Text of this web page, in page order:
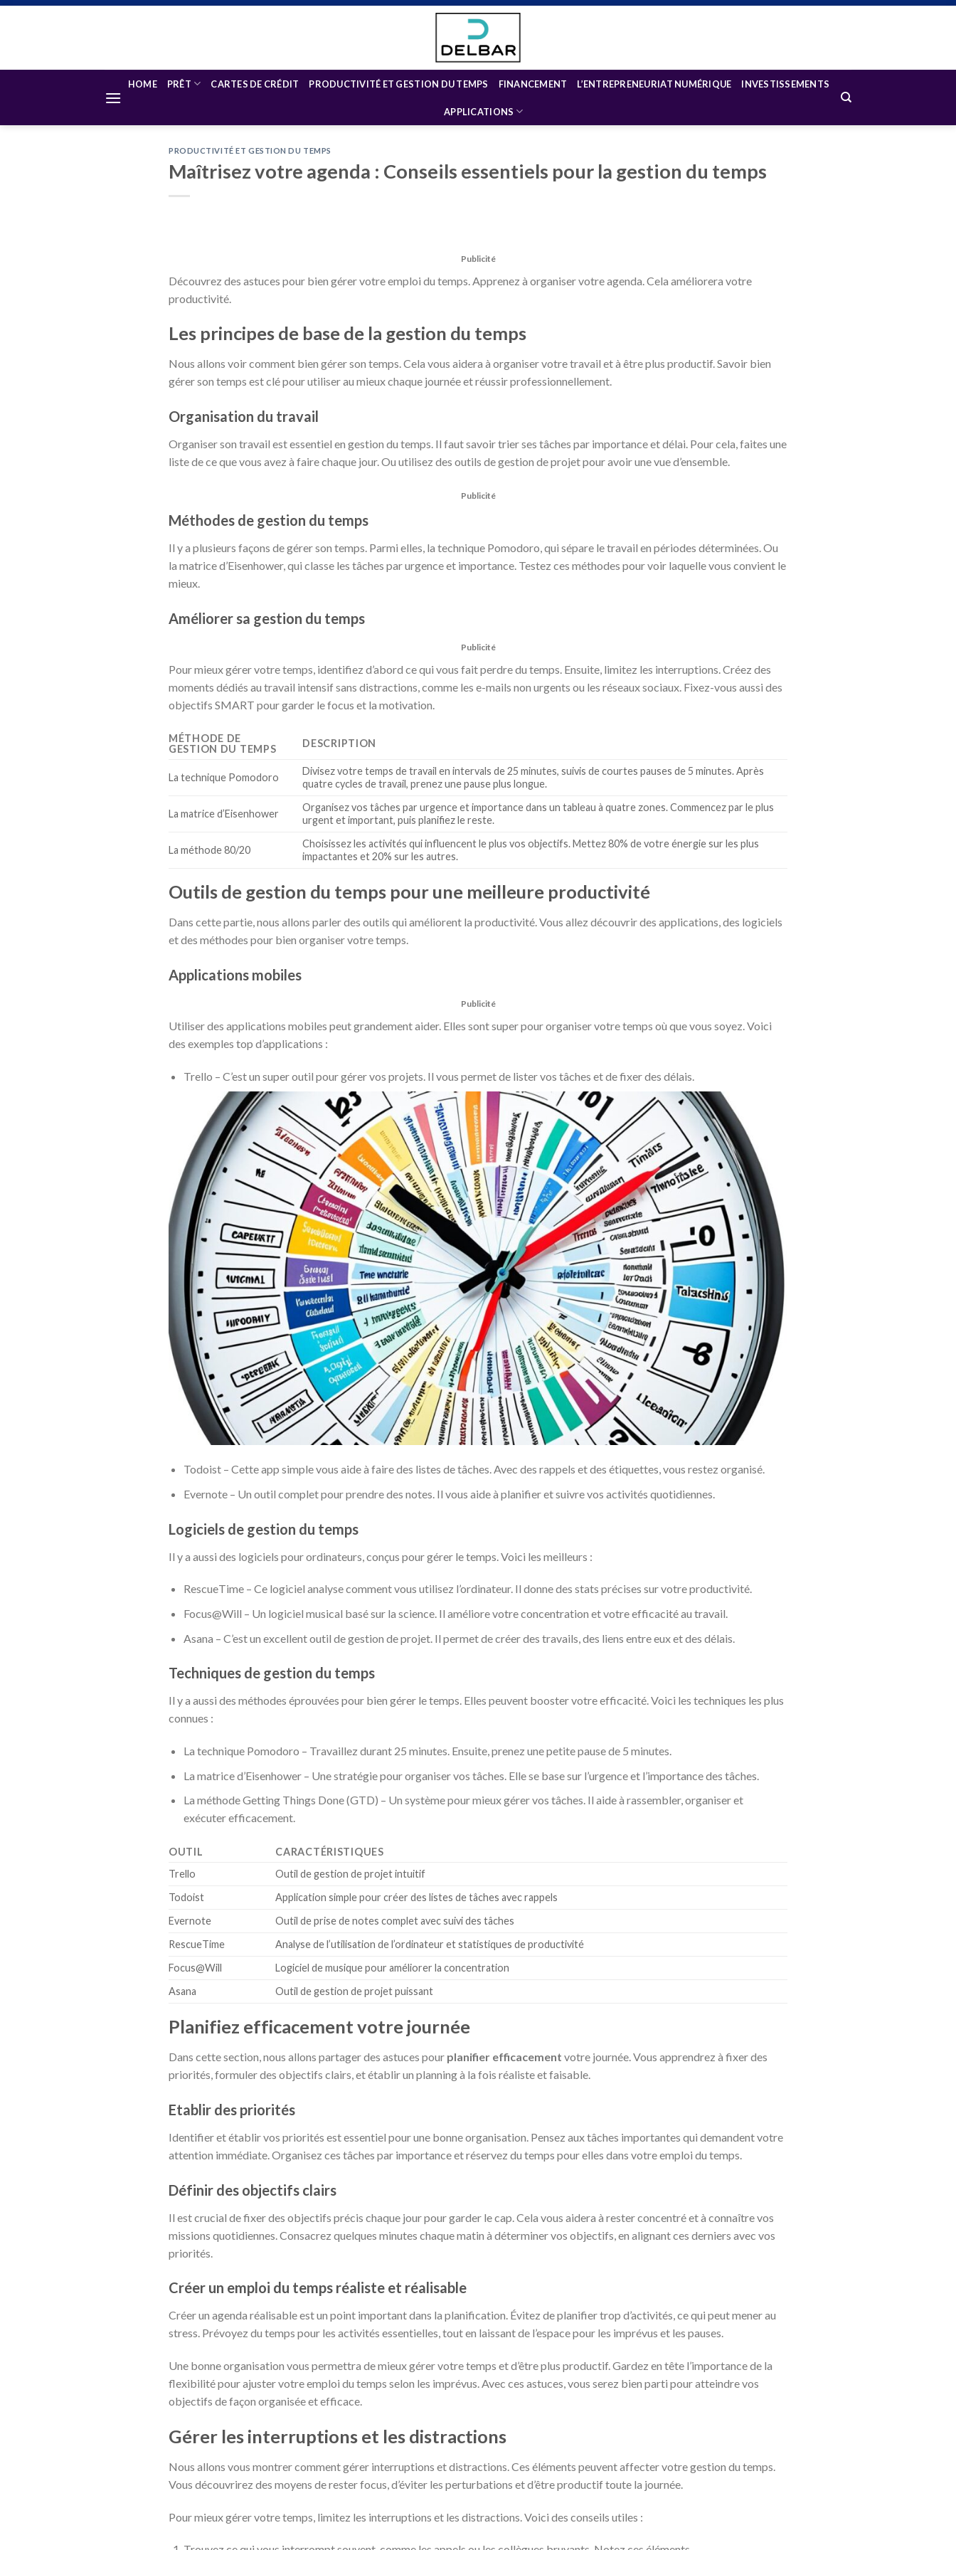
HOME PRÊT CARTES DE CRÉDIT PRODUCTIVITÉ ET GESTION DU TEMPS FINANCEMENT L’ENTREPRENEURIAT NUMÉRIQUE INVESTISSEMENTS
APPLICATIONS
PRODUCTIVITÉ ET GESTION DU TEMPS
Maîtrisez votre agenda : Conseils essentiels pour la gestion du temps
Publicité
Découvrez des astuces pour bien gérer votre emploi du temps. Apprenez à organiser votre agenda. Cela améliorera votre
productivité.
Les principes de base de la gestion du temps
Nous allons voir comment bien gérer son temps. Cela vous aidera à organiser votre travail et à être plus productif. Savoir bien
gérer son temps est clé pour utiliser au mieux chaque journée et réussir professionnellement.
Organisation du travail
Organiser son travail est essentiel en gestion du temps. Il faut savoir trier ses tâches par importance et délai. Pour cela, faites une
liste de ce que vous avez à faire chaque jour. Ou utilisez des outils de gestion de projet pour avoir une vue d’ensemble.
Publicité
Méthodes de gestion du temps
Il y a plusieurs façons de gérer son temps. Parmi elles, la technique Pomodoro, qui sépare le travail en périodes déterminées. Ou
la matrice d’Eisenhower, qui classe les tâches par urgence et importance. Testez ces méthodes pour voir laquelle vous convient le
mieux.
Améliorer sa gestion du temps
Publicité
Pour mieux gérer votre temps, identifiez d’abord ce qui vous fait perdre du temps. Ensuite, limitez les interruptions. Créez des
moments dédiés au travail intensif sans distractions, comme les e-mails non urgents ou les réseaux sociaux. Fixez-vous aussi des
objectifs SMART pour garder le focus et la motivation.
MÉTHODE DE
GESTION DU TEMPS
DESCRIPTION
La technique Pomodoro
Divisez votre temps de travail en intervals de 25 minutes, suivis de courtes pauses de 5 minutes. Après
quatre cycles de travail, prenez une pause plus longue.
La matrice d’Eisenhower
Organisez vos tâches par urgence et importance dans un tableau à quatre zones. Commencez par le plus
urgent et important, puis planifiez le reste.
La méthode 80/20
Choisissez les activités qui influencent le plus vos objectifs. Mettez 80% de votre énergie sur les plus
impactantes et 20% sur les autres.
Outils de gestion du temps pour une meilleure productivité
Dans cette partie, nous allons parler des outils qui améliorent la productivité. Vous allez découvrir des applications, des logiciels
et des méthodes pour bien organiser votre temps.
Applications mobiles
Publicité
Utiliser des applications mobiles peut grandement aider. Elles sont super pour organiser votre temps où que vous soyez. Voici
des exemples top d’applications :
Trello – C’est un super outil pour gérer vos projets. Il vous permet de lister vos tâches et de fixer des délais.
Todoist – Cette app simple vous aide à faire des listes de tâches. Avec des rappels et des étiquettes, vous restez organisé.
Evernote – Un outil complet pour prendre des notes. Il vous aide à planifier et suivre vos activités quotidiennes.
Logiciels de gestion du temps
Il y a aussi des logiciels pour ordinateurs, conçus pour gérer le temps. Voici les meilleurs :
RescueTime – Ce logiciel analyse comment vous utilisez l’ordinateur. Il donne des stats précises sur votre productivité.
Focus@Will – Un logiciel musical basé sur la science. Il améliore votre concentration et votre efficacité au travail.
Asana – C’est un excellent outil de gestion de projet. Il permet de créer des travails, des liens entre eux et des délais.
Techniques de gestion du temps
Il y a aussi des méthodes éprouvées pour bien gérer le temps. Elles peuvent booster votre efficacité. Voici les techniques les plus
connues :
La technique Pomodoro – Travaillez durant 25 minutes. Ensuite, prenez une petite pause de 5 minutes.
La matrice d’Eisenhower – Une stratégie pour organiser vos tâches. Elle se base sur l’urgence et l’importance des tâches.
La méthode Getting Things Done (GTD) – Un système pour mieux gérer vos tâches. Il aide à rassembler, organiser et
exécuter efficacement.
OUTIL
CARACTÉRISTIQUES
Trello
Outil de gestion de projet intuitif
Todoist
Application simple pour créer des listes de tâches avec rappels
Evernote
Outil de prise de notes complet avec suivi des tâches
RescueTime
Analyse de l’utilisation de l’ordinateur et statistiques de productivité
Focus@Will
Logiciel de musique pour améliorer la concentration
Asana
Outil de gestion de projet puissant
Planifiez efficacement votre journée
Dans cette section, nous allons partager des astuces pour planifier efficacement votre journée. Vous apprendrez à fixer des
priorités, formuler des objectifs clairs, et établir un planning à la fois réaliste et faisable.
Etablir des priorités
Identifier et établir vos priorités est essentiel pour une bonne organisation. Pensez aux tâches importantes qui demandent votre
attention immédiate. Organisez ces tâches par importance et réservez du temps pour elles dans votre emploi du temps.
Définir des objectifs clairs
Il est crucial de fixer des objectifs précis chaque jour pour garder le cap. Cela vous aidera à rester concentré et à connaître vos
missions quotidiennes. Consacrez quelques minutes chaque matin à déterminer vos objectifs, en alignant ces derniers avec vos
priorités.
Créer un emploi du temps réaliste et réalisable
Créer un agenda réalisable est un point important dans la planification. Évitez de planifier trop d’activités, ce qui peut mener au
stress. Prévoyez du temps pour les activités essentielles, tout en laissant de l’espace pour les imprévus et les pauses.
Une bonne organisation vous permettra de mieux gérer votre temps et d’être plus productif. Gardez en tête l’importance de la
flexibilité pour ajuster votre emploi du temps selon les imprévus. Avec ces astuces, vous serez bien parti pour atteindre vos
objectifs de façon organisée et efficace.
Gérer les interruptions et les distractions
Nous allons vous montrer comment gérer interruptions et distractions. Ces éléments peuvent affecter votre gestion du temps.
Vous découvrirez des moyens de rester focus, d’éviter les perturbations et d’être productif toute la journée.
Pour mieux gérer votre temps, limitez les interruptions et les distractions. Voici des conseils utiles :